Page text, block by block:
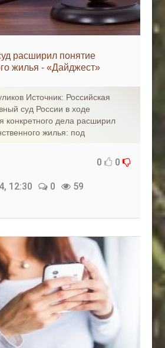
расширил понятие
жилья - «Дайджест»
Источник: Российская
суд России в ходе
конкретного дела расширил
жилья: под
0 0
12:30 0 59